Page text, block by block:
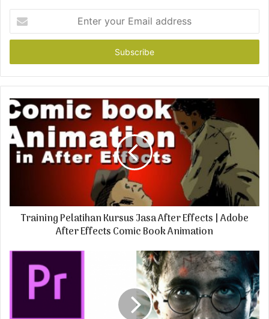
t
r
y
u
r
E
m
s
Training Pelatihan Kursus Jasa After Effects | Adobe
After Effects Comic Book Animation